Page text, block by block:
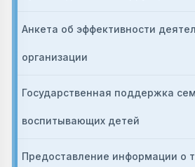
Анкета об эффективности
организации
Государственная поддержка
воспитывающих детей
Предоставление информации о